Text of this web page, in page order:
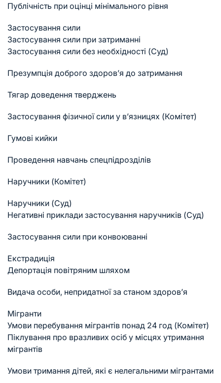
Публічність при оцінці мінімального рівня
Застосування сили
Застосування сили при затриманні
Застосування сили без необхідності (Суд)
Презумпція доброго здоров’я до затримання
Тягар доведення тверджень
Застосування фізичної сили у в’язницях (Комітет)
Гумові кийки
Проведення навчань спецпідрозділів
Наручники (Комітет)
Наручники (Суд)
Негативні приклади застосування наручників (Суд)
Застосування сили при конвоюванні
Екстрадиція
Депортація повітряним шляхом
Видача особи, непридатної за станом здоров’я
Мігранти
Умови перебування мігрантів понад 24 год (Комітет)
Піклування про вразливих осіб у місцях утримання
мігрантів
Умови тримання дітей, які є нелегальними мігрантами